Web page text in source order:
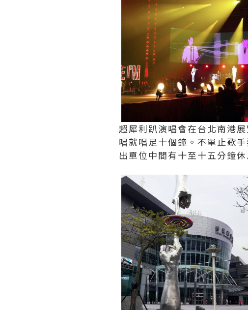
超犀利趴演唱會在台北南港
唱就唱足十個鐘。不單止歌
出單位中間有十至十五分鐘